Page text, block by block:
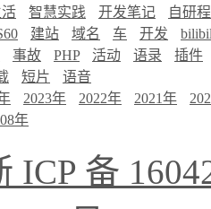
智慧实践 开发笔记
自研
建站 域名 车 开发
事故 PHP 活动 语录
插件
短片
语音
2023年 2022年 2021年
年
ICP 备